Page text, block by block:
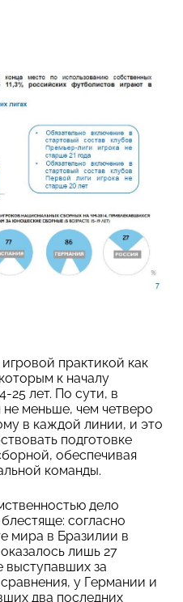
практикой как
к началу
25 лет. По сути, в
меньше, чем четверо
в каждой линии, и это
подготовке
обеспечивая
команды.
дело
согласно
мира в Бразилии в
лишь 27
выступавших за
у Германии и
два последних